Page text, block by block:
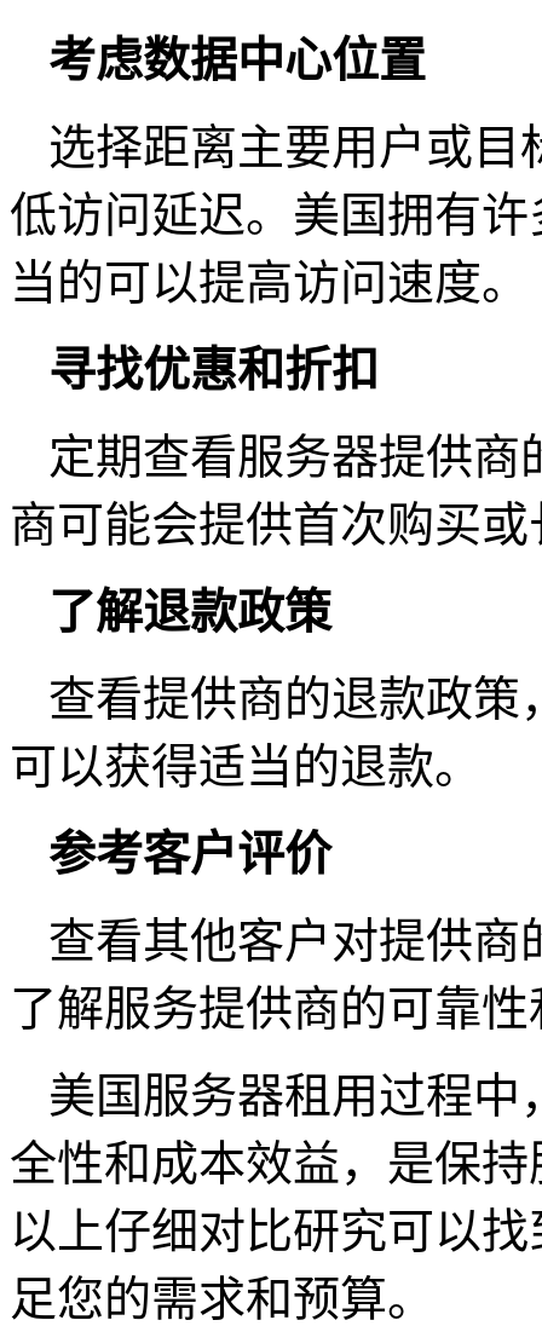
考虑数据中心位置
选择距离主要用户或
低访问延迟。美国拥有
当的可以提高访问速度。
寻找优惠和折扣
定期查看服务器提供
商可能会提供首次购买
了解退款政策
查看提供商的退款政策
可以获得适当的退款。
参考客户评价
查看其他客户对提供商
了解服务提供商的可靠
美国服务器租用过程
全性和成本效益，是保
以上仔细对比研究可以
足您的需求和预算。